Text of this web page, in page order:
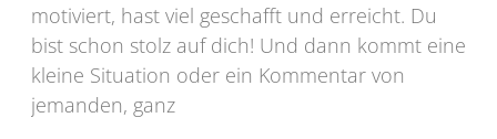
motiviert, hast viel geschafft und erreicht. Du
bist schon stolz auf dich! Und dann kommt eine
kleine Situation oder ein Kommentar von
jemanden, ganz